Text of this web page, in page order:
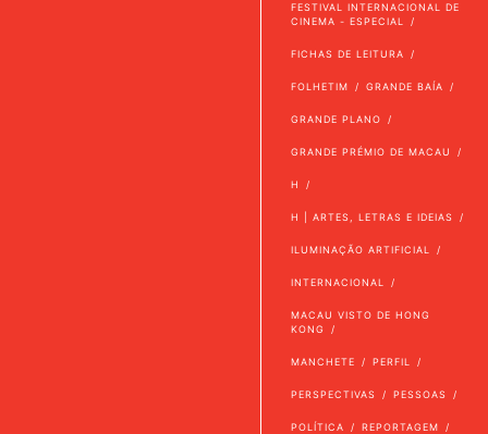
FESTIVAL INTERNACIONAL DE
CINEMA - ESPECIAL
FICHAS DE LEITURA
FOLHETIM GRANDE BAÍA
GRANDE PLANO
GRANDE PRÉMIO DE MACAU
H
H | ARTES, LETRAS E IDEIAS
ILUMINAÇÃO ARTIFICIAL
INTERNACIONAL
MACAU VISTO DE HONG
KONG
MANCHETE PERFIL
PERSPECTIVAS PESSOAS
POLÍTICA REPORTAGEM